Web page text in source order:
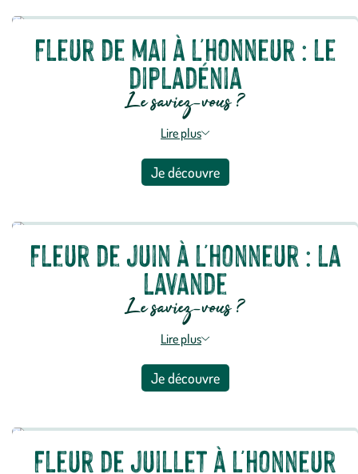
Fleur de mai à l'honneur : le
dipladénia
Le saviez-vous ?
Lire plus
Je découvre
Fleur de juin à l'honneur : la
lavande
Le saviez-vous ?
Lire plus
Je découvre
Fleur de juillet à l'honneur